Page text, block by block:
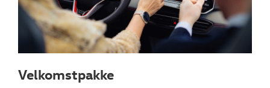
TILBEHØR
OM OS
Velkomstpakke